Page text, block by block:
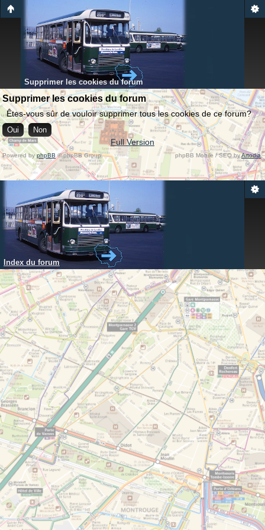
Supprimer les cookies du forum
Supprimer les cookies du forum
Êtes-vous sûr de vouloir supprimer tous les cookies de ce forum?
Full Version
Powered byphpBB © phpBB Group. phpBB Mobile / SEO byArtodia.
Index du forum